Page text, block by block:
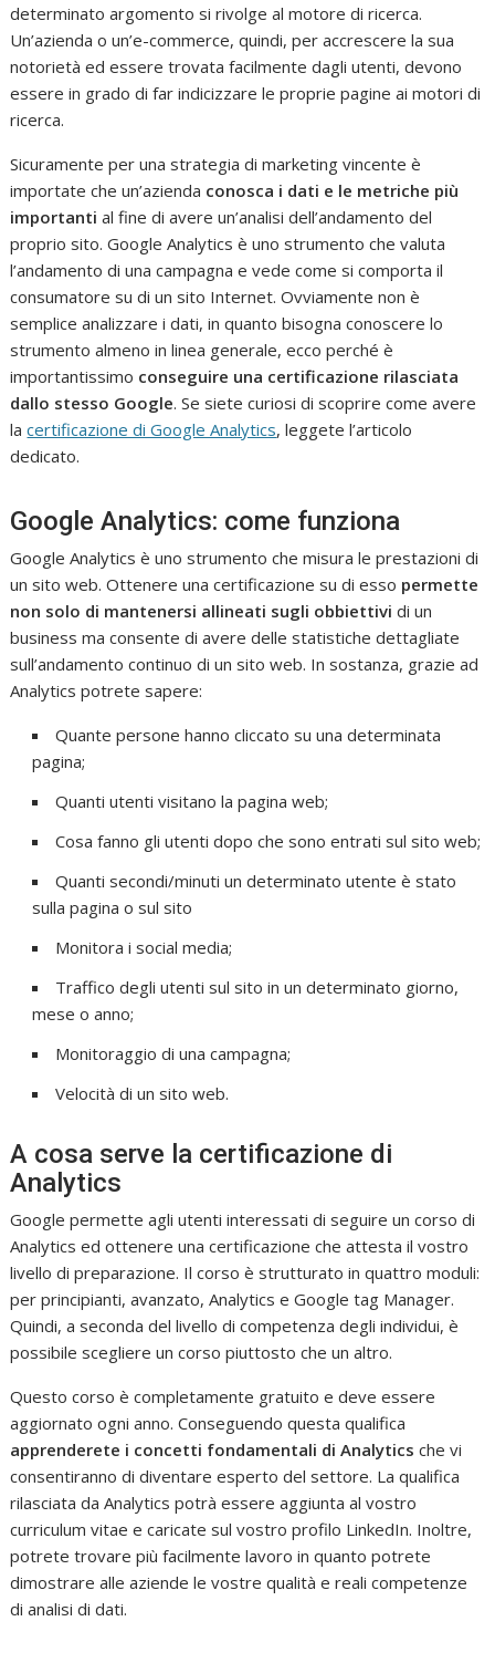
determinato argomento si rivolge al motore di ricerca.
Un’azienda o un’e-commerce, quindi, per accrescere la sua
notorietà ed essere trovata facilmente dagli utenti, devono
essere in grado di far indicizzare le proprie pagine ai motori di
ricerca.
Sicuramente per una strategia di marketing vincente è
importate che un’azienda conosca i dati e le metriche più
importanti al fine di avere un’analisi dell’andamento del
proprio sito. Google Analytics è uno strumento che valuta
l’andamento di una campagna e vede come si comporta il
consumatore su di un sito Internet. Ovviamente non è
semplice analizzare i dati, in quanto bisogna conoscere lo
strumento almeno in linea generale, ecco perché è
importantissimo conseguire una certificazione rilasciata
dallo stesso Google. Se siete curiosi di scoprire come avere
lacertificazione di Google Analytics, leggete l’articolo
dedicato.
Google Analytics: come funziona
Google Analytics è uno strumento che misura le prestazioni di
un sito web. Ottenere una certificazione su di esso permette
non solo di mantenersi allineati sugli obbiettivi di un
business ma consente di avere delle statistiche dettagliate
sull’andamento continuo di un sito web. In sostanza, grazie ad
Analytics potrete sapere:
Quante persone hanno cliccato su una determinata
pagina;
Quanti utenti visitano la pagina web;
Cosa fanno gli utenti dopo che sono entrati sul sito web;
Quanti secondi/minuti un determinato utente è stato
sulla pagina o sul sito
Monitora i social media;
Traffico degli utenti sul sito in un determinato giorno,
mese o anno;
Monitoraggio di una campagna;
Velocità di un sito web.
A cosa serve la certificazione di
Analytics
Google permette agli utenti interessati di seguire un corso di
Analytics ed ottenere una certificazione che attesta il vostro
livello di preparazione. Il corso è strutturato in quattro moduli:
per principianti, avanzato, Analytics e Google tag Manager.
Quindi, a seconda del livello di competenza degli individui, è
possibile scegliere un corso piuttosto che un altro.
Questo corso è completamente gratuito e deve essere
aggiornato ogni anno. Conseguendo questa qualifica
apprenderete i concetti fondamentali di Analytics che vi
consentiranno di diventare esperto del settore. La qualifica
rilasciata da Analytics potrà essere aggiunta al vostro
curriculum vitae e caricate sul vostro profilo LinkedIn. Inoltre,
potrete trovare più facilmente lavoro in quanto potrete
dimostrare alle aziende le vostre qualità e reali competenze
di analisi di dati.